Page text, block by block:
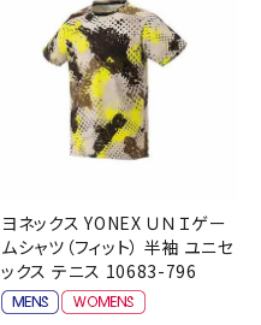
ヨネックス YONEX ＵＮＩゲー
ムシャツ（フィット） 半袖 ユニセ
ックス テニス 10683-796